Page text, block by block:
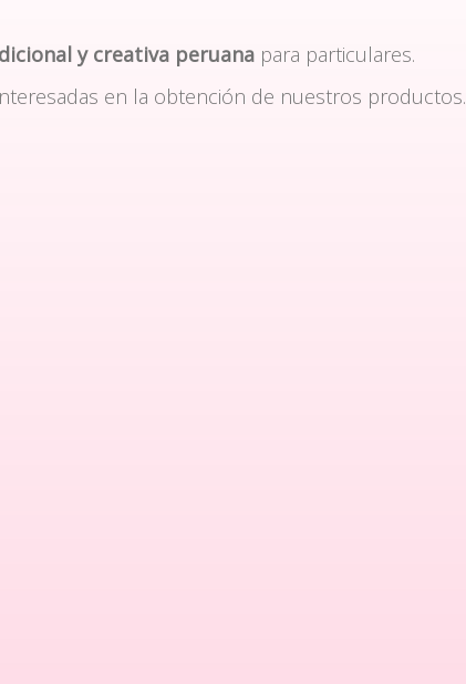
y creativa peruana para particulares.
en la obtención de nuestros productos.